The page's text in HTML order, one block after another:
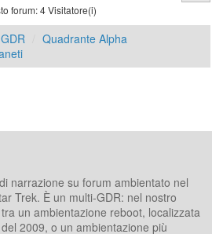
forum: 4 Visitatore(i)
Quadrante Alpha
narrazione su forum ambientato nel
Trek. È un multi-GDR: nel nostro
un ambientazione reboot, localizzata
2009, o un ambientazione più